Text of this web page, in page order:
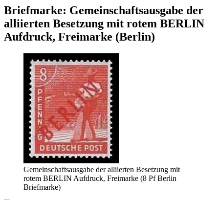
Briefmarke: Gemeinschaftsausgabe der
alliierten Besetzung mit rotem BERLIN
Aufdruck, Freimarke (Berlin)
Gemeinschaftsausgabe der alliierten Besetzung mit
rotem BERLIN Aufdruck, Freimarke (8 Pf Berlin
Briefmarke)